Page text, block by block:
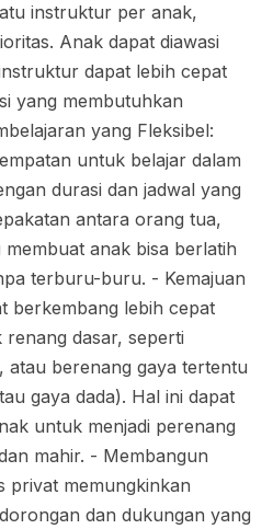
instruktur per anak,
Anak dapat diawasi
dapat lebih cepat
yang membutuhkan
yang Fleksibel:
untuk belajar dalam
durasi dan jadwal yang
antara orang tua,
anak bisa berlatih
terburu-buru. - Kemajuan
berkembang lebih cepat
renang dasar, seperti
atau berenang gaya tertentu
gaya dada). Hal ini dapat
untuk menjadi perenang
mahir. - Membangun
privat memungkinkan
dan dukungan yang